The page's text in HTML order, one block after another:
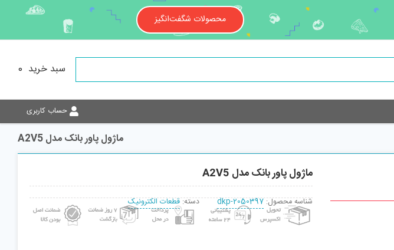
محصولات شگفت‌انگیز
سبد خرید 0
حساب کاربری
ماژول پاور بانک مدل A2V5
ماژول پاور بانک مدل A2V5
شناسه محصول:dkp-2050397 دسته:قطعات الکترونیک